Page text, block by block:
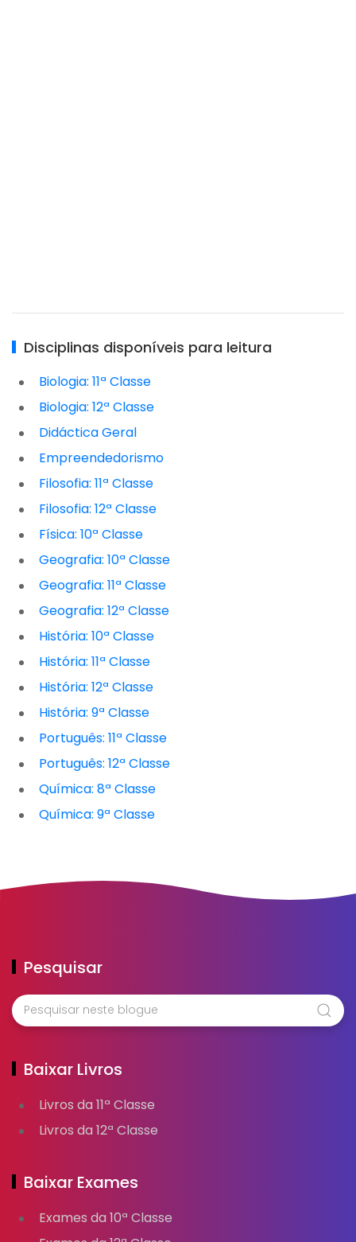
Disciplinas disponíveis para leitura
Biologia: 11ª Classe
Biologia: 12ª Classe
Didáctica Geral
Empreendedorismo
Filosofia: 11ª Classe
Filosofia: 12ª Classe
Física: 10ª Classe
Geografia: 10ª Classe
Geografia: 11ª Classe
Geografia: 12ª Classe
História: 10ª Classe
História: 11ª Classe
História: 12ª Classe
História: 9ª Classe
Português: 11ª Classe
Português: 12ª Classe
Química: 8ª Classe
Química: 9ª Classe
Pesquisar
Baixar Livros
Livros da 11ª Classe
Livros da 12ª Classe
Baixar Exames
Exames da 10ª Classe